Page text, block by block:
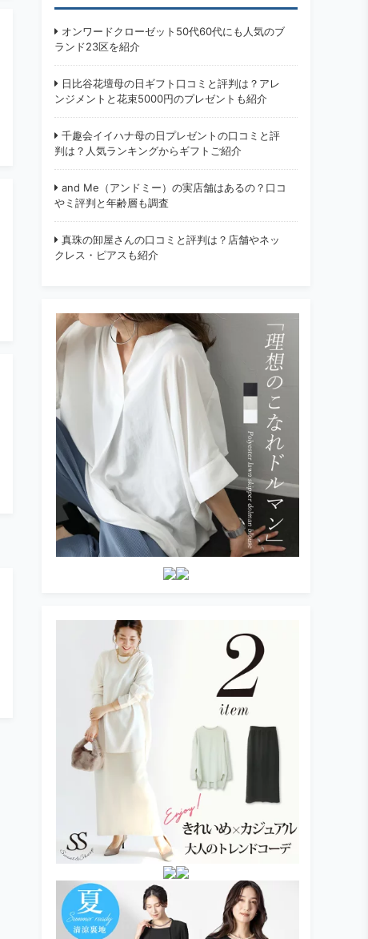
オンワードクローゼット50代60代にも人気のブ
ランド23区を紹介
日比谷花壇母の日ギフト口コミと評判は？アレ
ンジメントと花束5000円のプレゼントも紹介
千趣会イイハナ母の日プレゼントの口コミと評
判は？人気ランキングからギフトご紹介
and Me（アンドミー）の実店舗はあるの？口コ
やミ評判と年齢層も調査
真珠の卸屋さんの口コミと評判は？店舗やネッ
クレス・ピアスも紹介